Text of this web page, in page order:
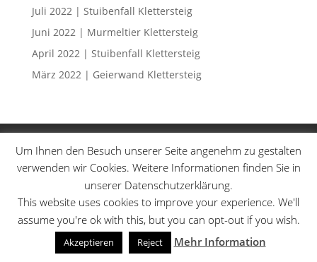
Juli 2022 | Stuibenfall Klettersteig
Juni 2022 | Murmeltier Klettersteig
April 2022 | Stuibenfall Klettersteig
März 2022 | Geierwand Klettersteig
Datenschutzerklärung
Sitemap
Designed byElegant Themes| Powered by
WordPress
Um Ihnen den Besuch unserer Seite angenehm zu gestalten
verwenden wir Cookies. Weitere Informationen finden Sie in
unserer Datenschutzerklärung.
This website uses cookies to improve your experience. We'll
assume you're ok with this, but you can opt-out if you wish.
Akzeptieren Reject Mehr Information